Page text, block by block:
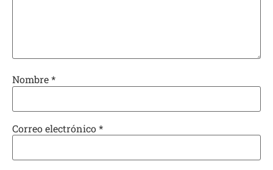
Nombre*
Correo electrónico*